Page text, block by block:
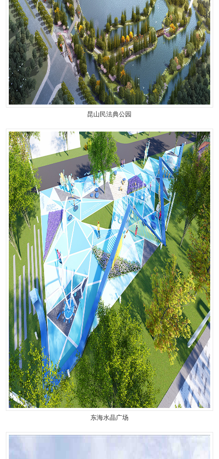
昆山民法典公园
东海水晶广场